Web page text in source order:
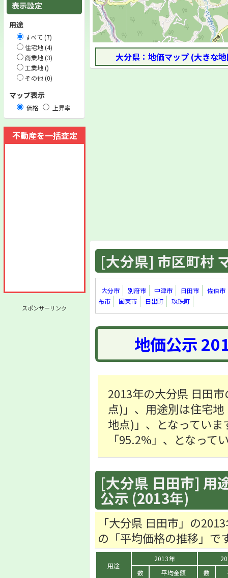
表示設定
用途
すべて (7)
住宅地 (4)
商業地 (3)
工業地 ()
その他 (0)
マップ表示
価格 上昇率
不動産を一括査定
スポンサーリンク
大分県：地価マップ (大きな
[大分県] 市区町村
大分市 別府市 中津市 日田市
佐伯市
布市
国東市 日出町 玖珠町
地価公示
2013年の大分県 日田
点)」、用途別は住宅
地点)」、となってい
「95.2%」、となって
[大分県 日田市] 用
公示 (2013年)
「大分県 日田市」の
の「平均価格の推移」で
用途
2013年
数
平均金額 数